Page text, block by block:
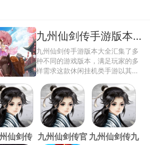
九州仙剑传手游版本大全
九州仙剑传手游版本大全汇集了多
种不同的游戏版本，满足玩家的多
样需求这款休闲挂机类手游以其唯
仙剑传
九州仙剑传官 九州仙剑传九